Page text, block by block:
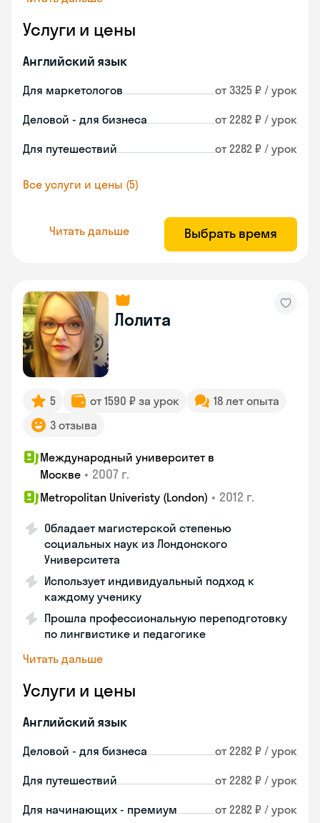
Услуги и цены
Английский язык
Для маркетологов от 3325 ₽ / урок
Деловой - для бизнеса от 2282 ₽ / урок
Для путешествий от 2282 ₽ / урок
Все услуги и цены (5)
Читать дальше Выбрать время
Лолита
5 от 1590 ₽ за урок
18 лет опыта
3 отзыва
Международный университет в
Москве • 2007 г.
Metropolitan Univeristy (London) • 2012 г.
Обладает магистерской степенью
социальных наук из Лондонского
Университета
Использует индивидуальный подход к
каждому ученику
Прошла профессиональную переподготовку
по лингвистике и педагогике
Читать дальше
Услуги и цены
Английский язык
Деловой - для бизнеса от 2282 ₽ / урок
Для путешествий от 2282 ₽ / урок
Для начинающих - премиум от 2282 ₽ / урок